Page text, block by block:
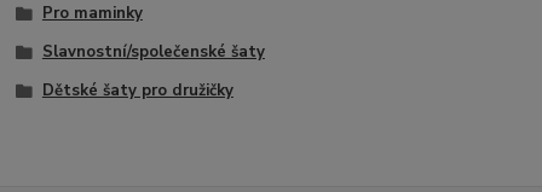
Pro maminky
Slavnostní/společenské šaty
Dětské šaty pro družičky